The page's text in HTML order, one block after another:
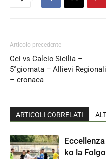
Articolo precedente
Cei vs Calcio Sicilia –
5°giornata – Allievi Regionali
– cronaca
ARTICOLI CORRELATI
ko la